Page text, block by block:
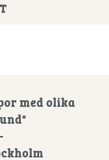
med olika